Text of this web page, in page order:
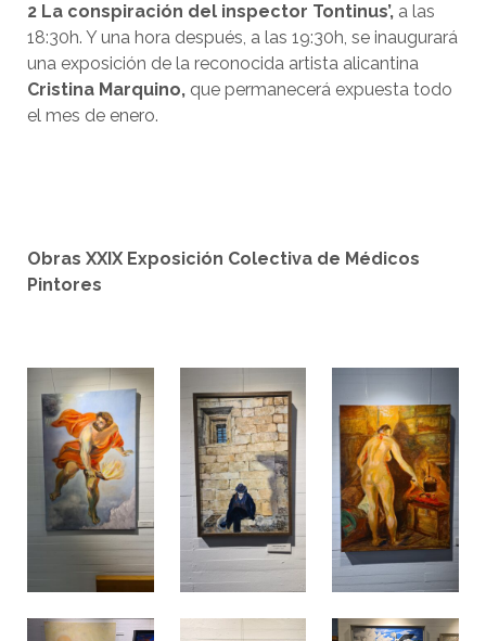
2 La conspiración del inspector Tontinus’, a las
18:30h. Y una hora después, a las 19:30h, se inaugurará
una exposición de la reconocida artista alicantina
Cristina Marquino, que permanecerá expuesta todo
el mes de enero.
Obras XXIX Exposición Colectiva de Médicos
Pintores